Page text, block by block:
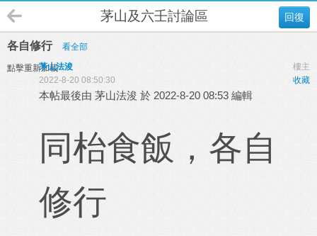
回復
茅山及六壬討論區
各自修行 看全部
點擊重新加載 樓主
茅山法浚
收藏
2022-8-20 08:50:30
本帖最後由 茅山法浚 於 2022-8-20 08:53 編輯
同枱食飯，各自
修行